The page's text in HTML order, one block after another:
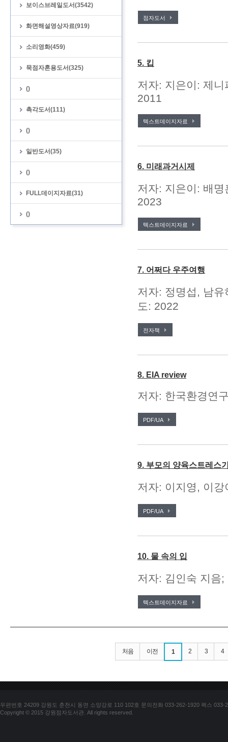
보이스브레일도서(3542)
화면해설영상자료(919)
소리영화(459)
묵점자혼용도서(325)
()
촉각도서(111)
()
일반도서(35)
()
FULL데이지자료(31)
()
점자도서
5. 킵
저자: 지은이: 제
2011
텍스트데이지자료
6. 미래과거시제
저자: 지은이: 배
2023
텍스트데이지자료
7. 어쩌다 우주여행
저자: 정명섭, 남
도: 2022
전자책
8. EIA review
저자: 한국환경연
PDF/UA
9. 부모의 양육스트레스
저자: 이지영, 이
PDF/UA
10. 물 속의 입
저자: 김인숙 지음
텍스트데이지자료
처음 이전 1 2 3 4
우편번호 24209 강원도 춘천시 동면 소양강로 110 102호 문의전화 033-262-1920 팩스 033-
Copyright © 2015 강원점자도서관. All rights reserved.